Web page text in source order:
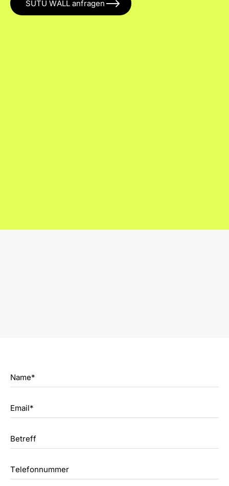
SUTU WALL anfragen
Name*
Email*
Betreff
Telefonnummer